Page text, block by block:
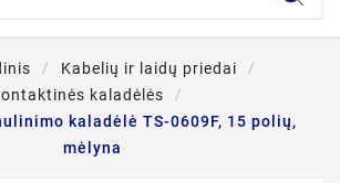
Kabelių ir laidų priedai
kaladėlės
kaladėlė TS-0609F, 15 polių,
mėlyna